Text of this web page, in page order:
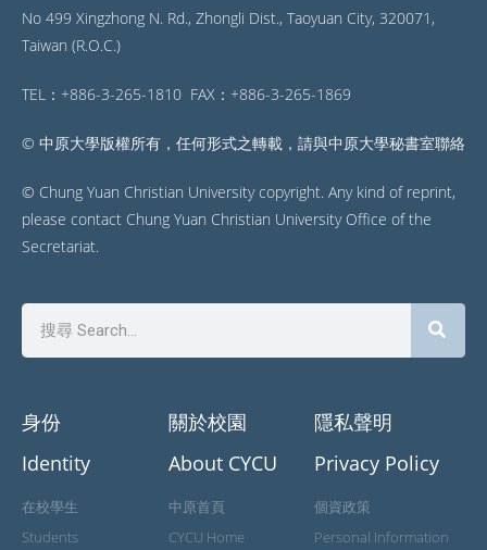
No 499 Xingzhong N. Rd., Zhongli Dist., Taoyuan City, 320071,
Taiwan (R.O.C.)
TEL：+886-3-265-1810 FAX：+886-3-265-1869
© 中原大學版權所有，任何形式之轉載，請與中原大學秘書室聯絡
© Chung Yuan Christian University copyright. Any kind of reprint,
please contact Chung Yuan Christian University Office of the
Secretariat.
身份
Identity
在校學生
Students
關於校園
About CYCU
中原首頁
CYCU Home
隱私聲明
Privacy Policy
個資政策
Personal Information